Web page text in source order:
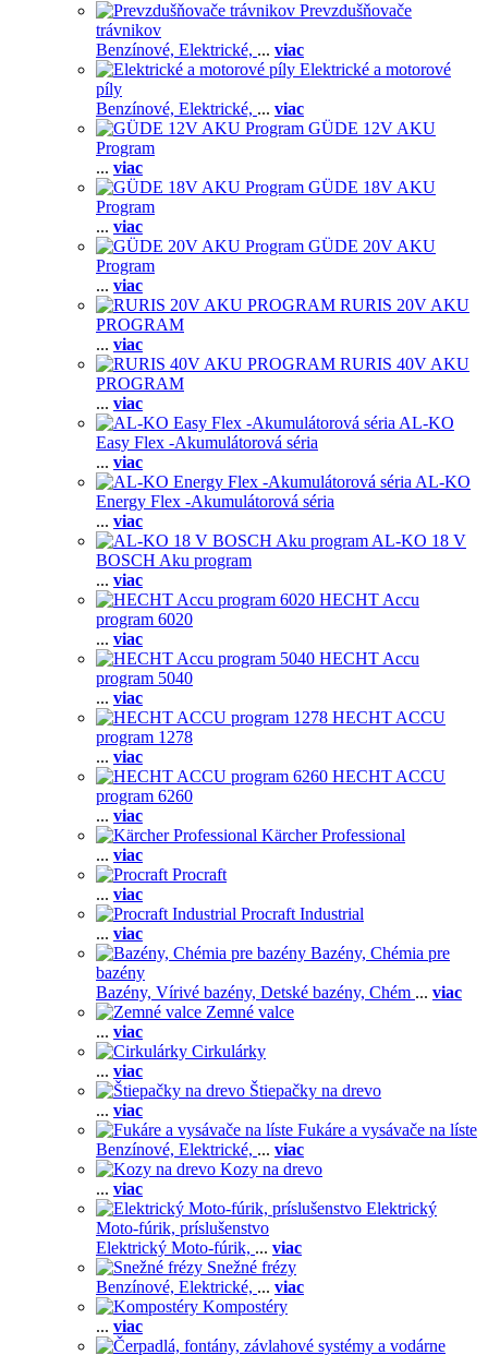
Prevzdušňovače
trávnikov
Benzínové, Elektrické, ... viac
Elektrické a motorové
píly
Benzínové, Elektrické, ... viac
GÜDE 12V AKU
Program
... viac
GÜDE 18V AKU
Program
... viac
GÜDE 20V AKU
Program
... viac
RURIS 20V AKU
PROGRAM
... viac
RURIS 40V AKU
PROGRAM
... viac
AL-KO
Easy Flex -Akumulátorová séria
... viac
AL-KO
Energy Flex -Akumulátorová séria
... viac
AL-KO 18 V
BOSCH Aku program
... viac
HECHT Accu
program 6020
... viac
HECHT Accu
program 5040
... viac
HECHT ACCU
program 1278
... viac
HECHT ACCU
program 6260
... viac
Kärcher Professional
... viac
Procraft
... viac
Procraft Industrial
... viac
Bazény, Chémia pre
bazény
Bazény, Vírivé bazény, Detské bazény, Chém ... viac
Zemné valce
... viac
Cirkulárky
... viac
Štiepačky na drevo
... viac
Fukáre a vysávače na líste
Benzínové, Elektrické, ... viac
Kozy na drevo
... viac
Elektrický
Moto-fúrik, príslušenstvo
Elektrický Moto-fúrik, ... viac
Snežné frézy
Benzínové, Elektrické, ... viac
Kompostéry
... viac